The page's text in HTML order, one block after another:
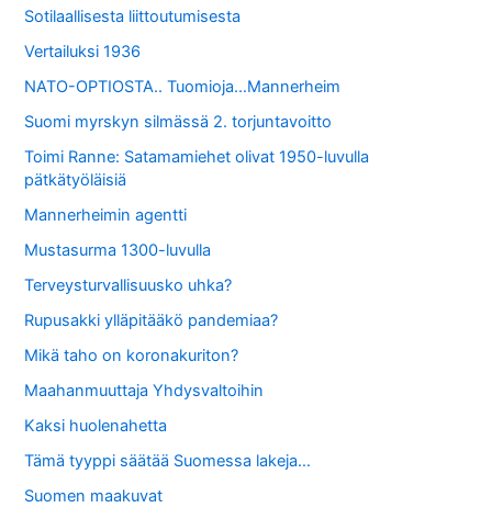
Sotilaallisesta liittoutumisesta
Vertailuksi 1936
NATO-OPTIOSTA.. Tuomioja…Mannerheim
Suomi myrskyn silmässä 2. torjuntavoitto
Toimi Ranne: Satamamiehet olivat 1950-luvulla
pätkätyöläisiä
Mannerheimin agentti
Mustasurma 1300-luvulla
Terveysturvallisuusko uhka?
Rupusakki ylläpitääkö pandemiaa?
Mikä taho on koronakuriton?
Maahanmuuttaja Yhdysvaltoihin
Kaksi huolenahetta
Tämä tyyppi säätää Suomessa lakeja…
Suomen maakuvat